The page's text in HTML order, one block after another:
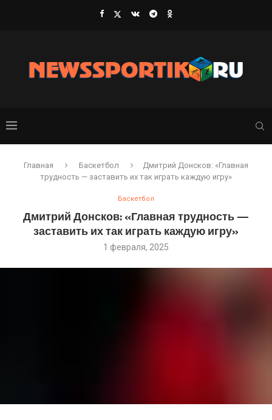
Главная Баскетбол
Дмитрий Донсков: «Главная
трудность — заставить их так играть каждую игру»
Баскетбол
Дмитрий Донсков: «Главная трудность —
заставить их так играть каждую игру»
1 февраля, 2025